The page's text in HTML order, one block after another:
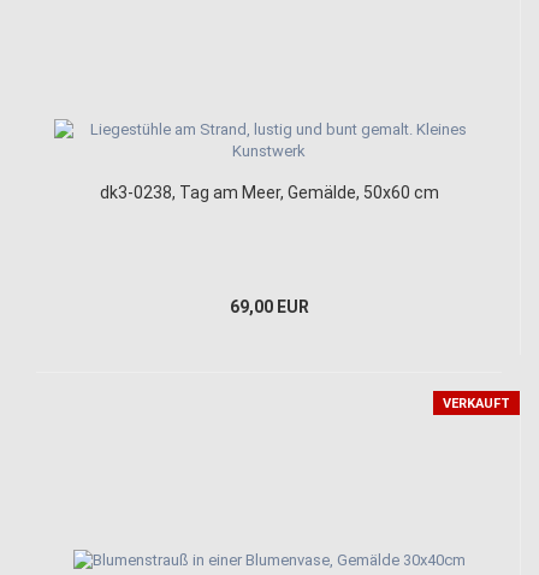
dk3-0238, Tag am Meer, Gemälde, 50x60 cm
69,00 EUR
VERKAUFT